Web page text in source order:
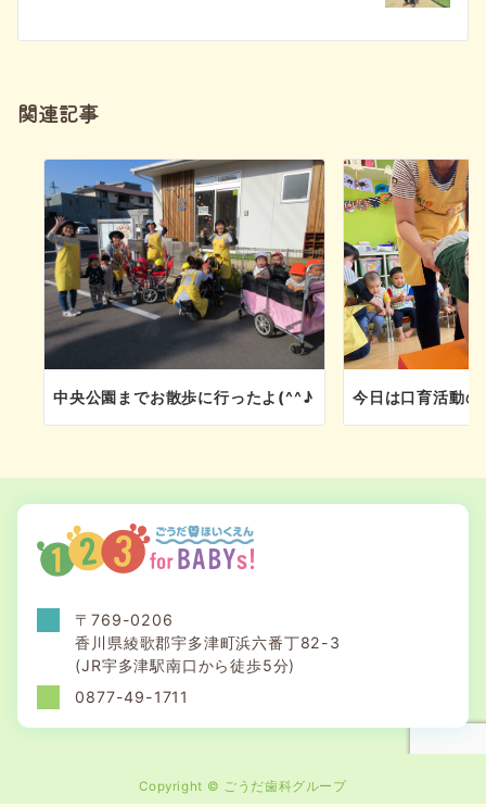
シ
関連記事
中央公園までお散歩に行ったよ(^^♪ 今日は口育活動
〒769-0206
香川県綾歌郡宇多津町浜六番丁82-3
(JR宇多津駅南口から徒歩5分)
0877-49-1711
Copyright ©︎ ごうだ歯科グループ